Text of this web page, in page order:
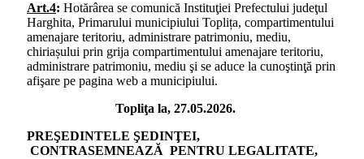
Art.4: Hotărârea se comunică Instituţiei Prefectului judeţul
Harghita, Primarului municipiului Toplița, compartimentului
amenajare teritoriu, administrare patrimoniu, mediu,
chiriașului prin grija compartimentului amenajare teritoriu,
administrare patrimoniu, mediu şi se aduce la cunoştinţă prin
afişare pe pagina web a municipiului.
Topliţa la, 27.05.2026.
PREŞEDINTELE ŞEDINŢEI,
CONTRASEMNEAZĂ PENTRU LEGALITATE,